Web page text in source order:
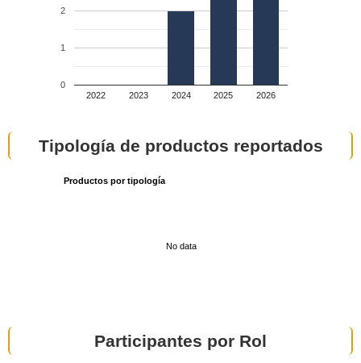
2022 2023 2024 2025 2026
0
1
2
Tipología de productos reportados
Productos por tipología
No data
Participantes por Rol